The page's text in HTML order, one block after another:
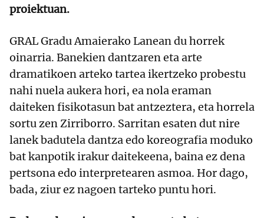
proiektuan.
GRAL Gradu Amaierako Lanean du horrek
oinarria. Banekien dantzaren eta arte
dramatikoen arteko tartea ikertzeko probestu
nahi nuela aukera hori, ea nola eraman
daiteken fisikotasun bat antzeztera, eta horrela
sortu zen Zirriborro. Sarritan esaten dut nire
lanek badutela dantza edo koreografia moduko
bat kanpotik irakur daitekeena, baina ez dena
pertsona edo interpretearen asmoa. Hor dago,
bada, ziur ez nagoen tarteko puntu hori.